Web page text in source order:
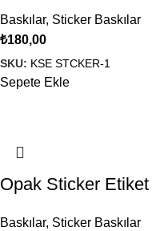
Baskılar, Sticker Baskılar
₺180,00
SKU: KSE STCKER-1
Sepete Ekle
Opak Sticker Etiket
Baskılar, Sticker Baskılar